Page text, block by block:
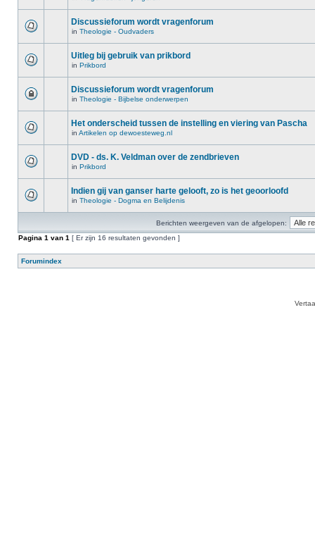
Discussieforum wordt vragenforum
in Theologie - Oudvaders
Uitleg bij gebruik van prikbord
in Prikbord
Discussieforum wordt vragenforum
in Theologie - Bijbelse onderwerpen
Het onderscheid tussen de instelling en viering van Pascha
in Artikelen op dewoesteweg.nl
DVD - ds. K. Veldman over de zendbrieven
in Prikbord
Indien gij van ganser harte gelooft, zo is het geoorloofd
in Theologie - Dogma en Belijdenis
Berichten weergeven van de afgelopen:
Pagina 1 van 1 [ Er zijn 16 resultaten gevonden ]
Forumindex